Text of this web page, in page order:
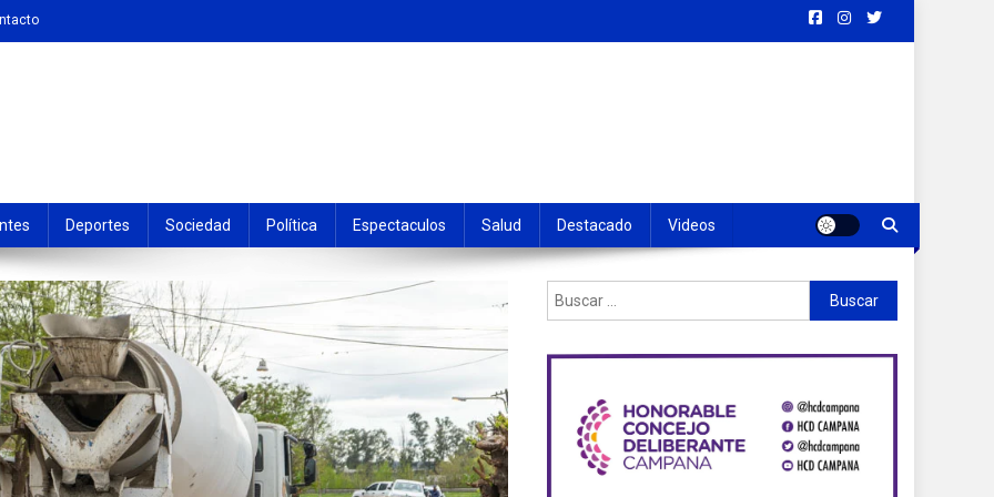
Deportes Sociedad Política Espectaculos Salud Destacado Videos
Buscar: